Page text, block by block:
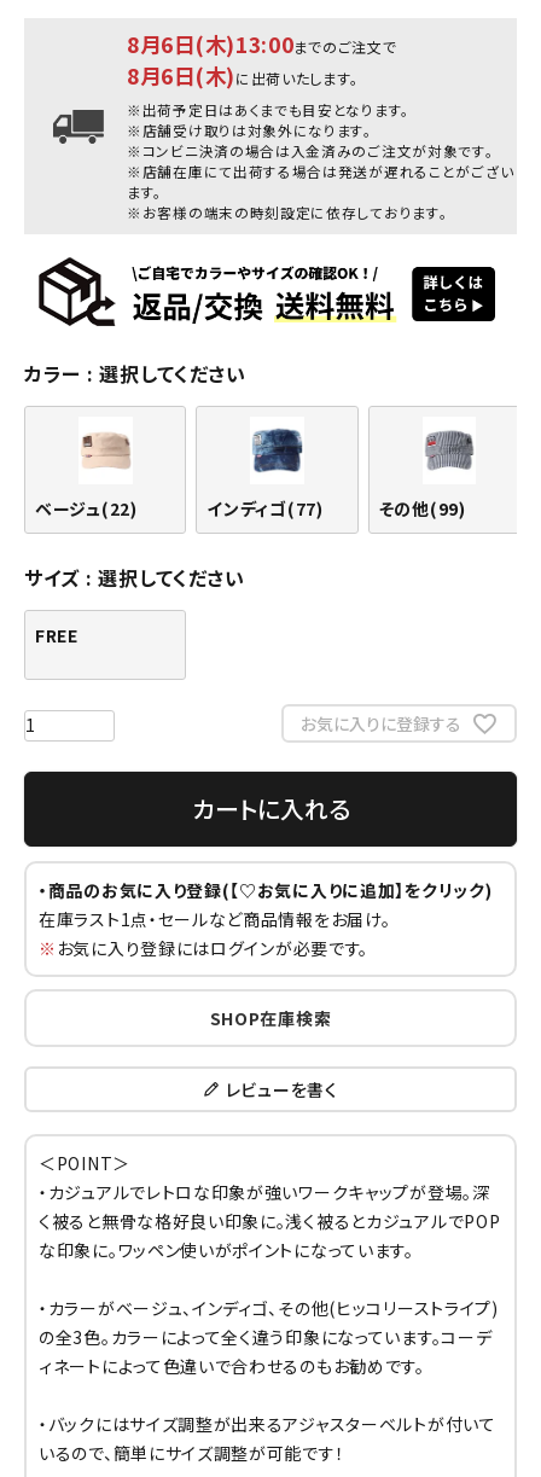
8月6日(木)13:00までのご注文で
8月6日(木)に出荷いたします。
※出荷予定日はあくまでも目安となります。
※店舗受け取りは対象外になります。
※コンビニ決済の場合は入金済みのご注文が対象です。
※店舗在庫にて出荷する場合は発送が遅れることがござい
ます。
※お客様の端末の時刻設定に依存しております。
カラー 選択してください
ベージュ(22) インディゴ(77) その他(99)
サイズ 選択してください
FREE
お気に入りに登録する
カートに入れる
・商品のお気に入り登録(【♡お気に入りに追加】をクリック)
在庫ラスト1点・セールなど商品情報をお届け。
※ お気に入り登録にはログインが必要です。
SHOP在庫検索
レビューを書く
＜POINT＞
・カジュアルでレトロな印象が強いワークキャップが登場。深
く被ると無骨な格好良い印象に。浅く被るとカジュアルでPOP
な印象に。ワッペン使いがポイントになっています。
・カラーがベージュ、インディゴ、その他(ヒッコリーストライプ)
の全3色。カラーによって全く違う印象になっています。コーデ
ィネートによって色違いで合わせるのもお勧めです。
・バックにはサイズ調整が出来るアジャスターベルトが付いて
いるので、簡単にサイズ調整が可能です！